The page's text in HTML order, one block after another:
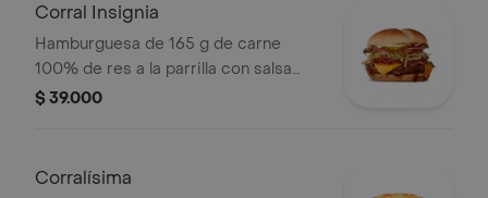
Corral Insignia
Hamburguesa de 165 g de carne
100% de res a la parrilla con salsa
BBQ, tocineta, queso americano,
mostaza en pan papa
$ 39.000
Corralísima